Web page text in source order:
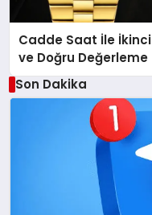
Cadde Saat İle İkinci
ve Doğru Değerleme
Son Dakika